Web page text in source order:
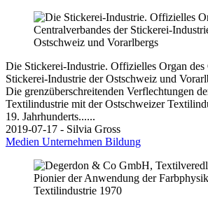
Die Stickerei-Industrie. Offizielles Organ des
Stickerei-Industrie der Ostschweiz und
Die grenzüberschreitenden Verflechtungen
Textilindustrie mit der Ostschweizer
19. Jahrhunderts......
2019-07-17 - Silvia Gross
Medien Unternehmen Bildung